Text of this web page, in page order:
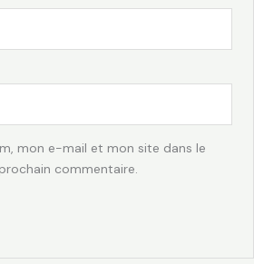
mon e-mail et mon site dans le
commentaire.